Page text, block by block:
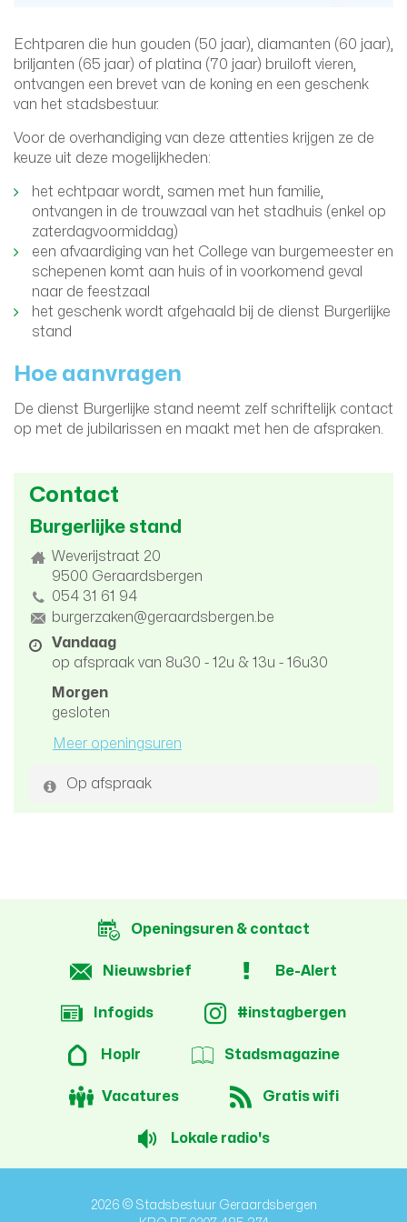
Echtparen die hun gouden (50 jaar), diamanten (60 jaar),
briljanten (65 jaar) of platina (70 jaar) bruiloft vieren,
ontvangen een brevet van de koning en een geschenk
van het stadsbestuur.
Voor de overhandiging van deze attenties krijgen ze de
keuze uit deze mogelijkheden:
het echtpaar wordt, samen met hun familie,
ontvangen in de trouwzaal van het stadhuis (enkel op
zaterdagvoormiddag)
een afvaardiging van het College van burgemeester en
schepenen komt aan huis of in voorkomend geval
naar de feestzaal
het geschenk wordt afgehaald bij de dienst Burgerlijke
stand
Hoe aanvragen
De dienst Burgerlijke stand neemt zelf schriftelijk contact
op met de jubilarissen en maakt met hen de afspraken.
Contact
Burgerlijke stand
AdresWeverijstraat 20
9500 Geraardsbergen
tel. 054 31 61 94
E-
mail
burgerzaken@geraardsbergen.be
Openingsuren
Vandaag
op afspraak van 8u30 - 12u & 13u - 16u30
Morgen
gesloten
Meer openingsuren
Op afspraak
Openingsuren & contact
Nieuwsbrief Be-Alert
Infogids #instagbergen
Hoplr Stadsmagazine
Vacatures Gratis wifi
Lokale radio's
2026 © Stadsbestuur Geraardsbergen